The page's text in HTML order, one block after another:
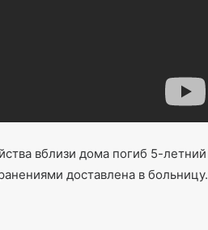
вблизи дома погиб 5-летний
доставлена в больницу.